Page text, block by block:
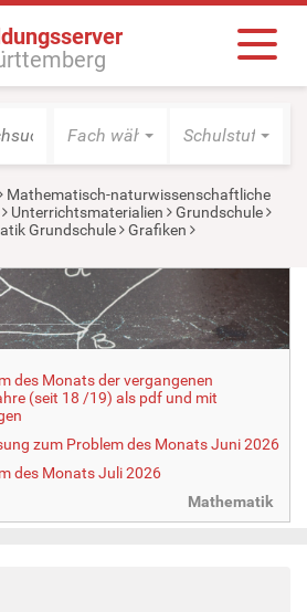
Fach wählen Schulstufe
Mathematisch-naturwissenschaftliche
Unterrichtsmaterialien
Grundschule
Grundschule
Grafiken
des Monats der vergangenen
(seit 18 /19) als pdf und mit
zum Problem des Monats Juni 2026
des Monats Juli 2026
Mathematik